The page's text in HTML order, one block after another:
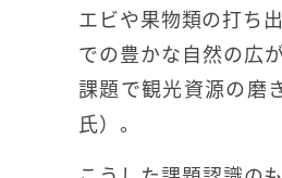
エビや果物類の打ち
での豊かな自然の広
課題で観光資源の磨
氏）。